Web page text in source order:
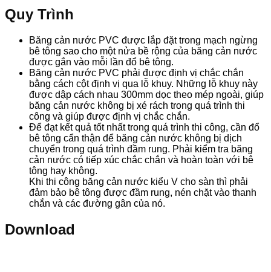
Quy Trình
Băng cản nước PVC được lắp đặt trong mạch ngừng
bê tông sao cho một nửa bề rộng của băng cản nước
được gắn vào mỗi lần đổ bê tông.
Băng cản nước PVC phải được định vị chắc chắn
bằng cách cột định vị qua lỗ khuy. Những lỗ khuy này
được dập cách nhau 300mm dọc theo mép ngoài, giúp
băng cản nước không bị xé rách trong quá trình thi
công và giúp được định vị chắc chắn.
Để đạt kết quả tốt nhất trong quá trình thi công, cần đổ
bê tông cẩn thận để băng cản nước không bị dịch
chuyển trong quá trình đầm rung. Phải kiểm tra băng
cản nước có tiếp xúc chắc chắn và hoàn toàn với bê
tông hay không.
Khi thi công băng cản nước kiểu V cho sàn thì phải
đảm bảo bê tông được đầm rung, nén chặt vào thanh
chắn và các đường gân của nó.
Download